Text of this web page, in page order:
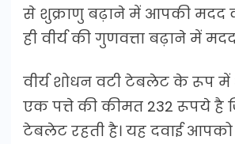
से शुक्राणु बढ़ाने में आपकी मदद
ही वीर्य की गुणवत्ता बढ़ाने में
वीर्य शोधन वटी टेबलेट के रूप
एक पत्ते की कीमत 232 रूपये है
टेबलेट रहती है। यह दवाई